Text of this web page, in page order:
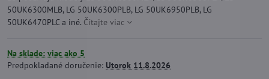
50UK6300MLB, LG 50UK6300PLB, LG 50UK6950PLB, LG
50UK6470PLC a iné. Čítajte viac
Na sklade: viac ako 5
Predpokladané doručenie: Utorok 11.8.2026